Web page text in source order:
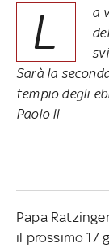
L
a
Sarà la
tempio degli
Paolo II
Papa
il prossimo 17